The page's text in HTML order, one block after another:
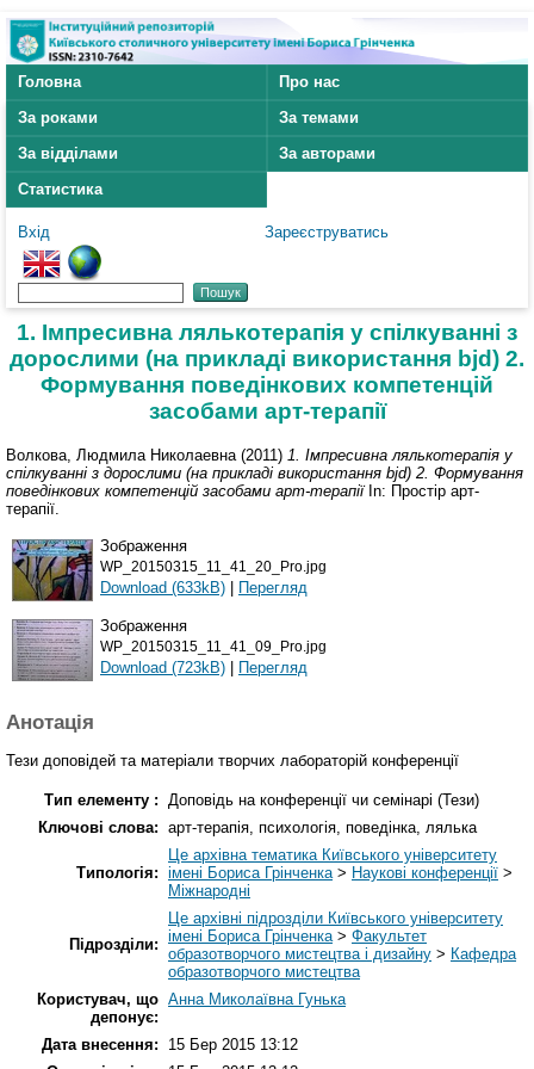
Головна
Про нас
За роками
За темами
За відділами
За авторами
Статистика
Вхід Зареєструватись
1. Імпресивна лялькотерапія у спілкуванні з
дорослими (на прикладі використання bjd) 2.
Формування поведінкових компетенцій
засобами арт-терапії
Волкова, Людмила Николаевна (2011) 1. Імпресивна лялькотерапія у
спілкуванні з дорослими (на прикладі використання bjd) 2. Формування
поведінкових компетенцій засобами арт-терапіїIn: Простір арт-
терапії.
Зображення
WP_20150315_11_41_20_Pro.jpg
Download (633kB) | Перегляд
Зображення
WP_20150315_11_41_09_Pro.jpg
Download (723kB) | Перегляд
Анотація
Тези доповідей та матеріали творчих лабораторій конференції
Тип елементу : Доповідь на конференції чи семінарі (Тези)
Ключові слова: арт-терапія, психологія, поведінка, лялька
Типологія:
Це архівна тематика Київського університету
імені Бориса Грінченка> Наукові конференції >
Міжнародні
Підрозділи:
Це архівні підрозділи Київського університету
імені Бориса Грінченка> Факультет
образотворчого мистецтва і дизайну > Кафедра
образотворчого мистецтва
Користувач, що
депонує:
Анна Миколаївна Гунька
Дата внесення:
15 Бер 2015 13:12